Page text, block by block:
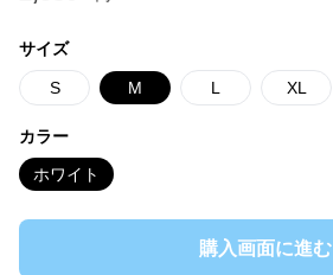
サイズ
S M L XL
カラー
ホワイト
購入画面に進む